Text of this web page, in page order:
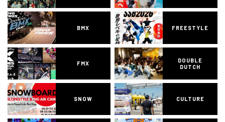
BMX FREESTYLE
FMX
DOUBLE
DUTCH
SNOW CULTURE